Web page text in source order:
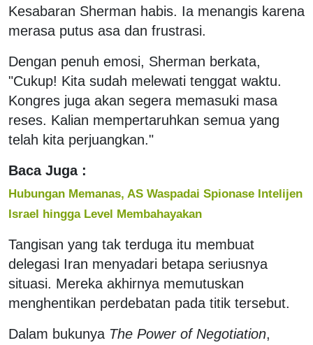
Kesabaran Sherman habis. Ia menangis karena
merasa putus asa dan frustrasi.
Dengan penuh emosi, Sherman berkata,
"Cukup! Kita sudah melewati tenggat waktu.
Kongres juga akan segera memasuki masa
reses. Kalian mempertaruhkan semua yang
telah kita perjuangkan."
Baca Juga :
Hubungan Memanas, AS Waspadai Spionase Intelijen
Israel hingga Level Membahayakan
Tangisan yang tak terduga itu membuat
delegasi Iran menyadari betapa seriusnya
situasi. Mereka akhirnya memutuskan
menghentikan perdebatan pada titik tersebut.
Dalam bukunya The Power of Negotiation,